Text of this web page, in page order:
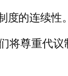
的连续性。
将尊重代